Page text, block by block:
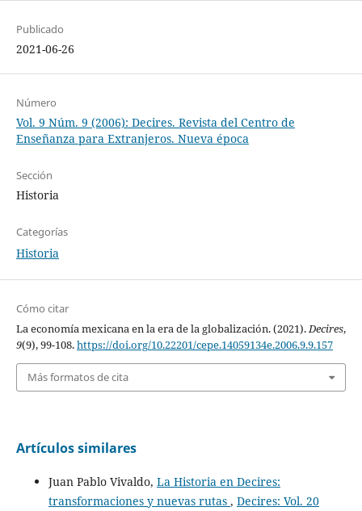
Publicado
2021-06-26
Número
Vol. 9 Núm. 9 (2006): Decires. Revista del Centro de
Enseñanza para Extranjeros. Nueva época
Sección
Historia
Categorías
Historia
Cómo citar
La economía mexicana en la era de la globalización. (2021).Decires,
9(9), 99-108.https://doi.org/10.22201/cepe.14059134e.2006.9.9.157
Más formatos de cita
Artículos similares
Juan Pablo Vivaldo, La Historia en Decires:
transformaciones y nuevas rutas , Decires: Vol. 20